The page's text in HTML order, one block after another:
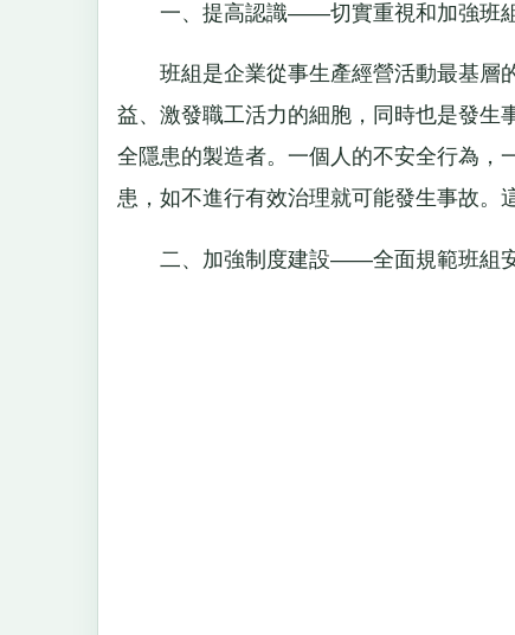
一、提高認識——切實重視和加強班
班組是企業從事生產經營活動最基層
益、激發職工活力的細胞，同時也是發生
全隱患的製造者。一個人的不安全行為，
患，如不進行有效治理就可能發生事故。
二、加強制度建設——全面規範班組